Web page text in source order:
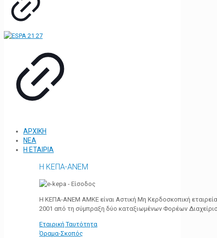
ΑΡΧΙΚΗ
ΝΕΑ
Η ΕΤΑΙΡΙΑ
Η ΚΕΠΑ-ΑΝΕΜ
Η ΚΕΠΑ-ΑΝΕΜ ΑΜΚΕ είναι Αστική Μη Κερδοσκοπική
2001 από τη σύμπραξη δύο καταξιωμένων Φορέων
Εταιρική Ταυτότητα
Όραμα-Σκοπός